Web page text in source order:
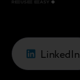
LinkedIn